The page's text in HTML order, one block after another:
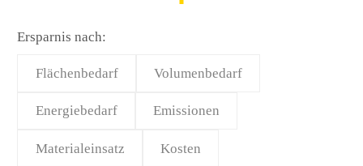
Ersparnis nach:
Flächenbedarf Volumenbedarf
Energiebedarf Emissionen
Materialeinsatz Kosten